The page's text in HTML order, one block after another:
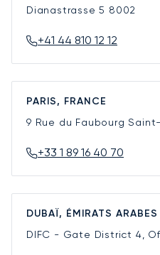
Dianastrasse 5 8002
+41 44 810 12 12
PARIS, FRANCE
9 Rue du Faubourg
+33 1 89 16 40 70
DUBAÏ, ÉMIRATS ARABES
DIFC - Gate District 4,